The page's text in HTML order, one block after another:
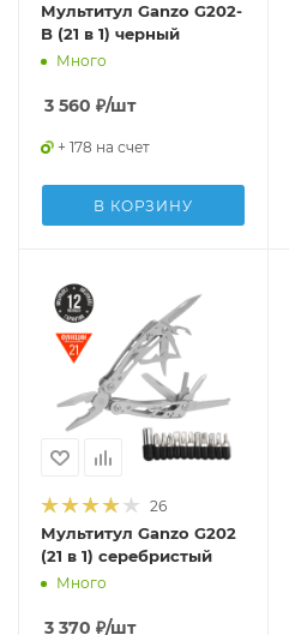
Мультитул Ganzo G202-
B (21 в 1) черный
Много
3 560 ₽/шт
+ 178 на счет
В КОРЗИНУ
26
Мультитул Ganzo G202
(21 в 1) серебристый
Много
3 370 ₽/шт